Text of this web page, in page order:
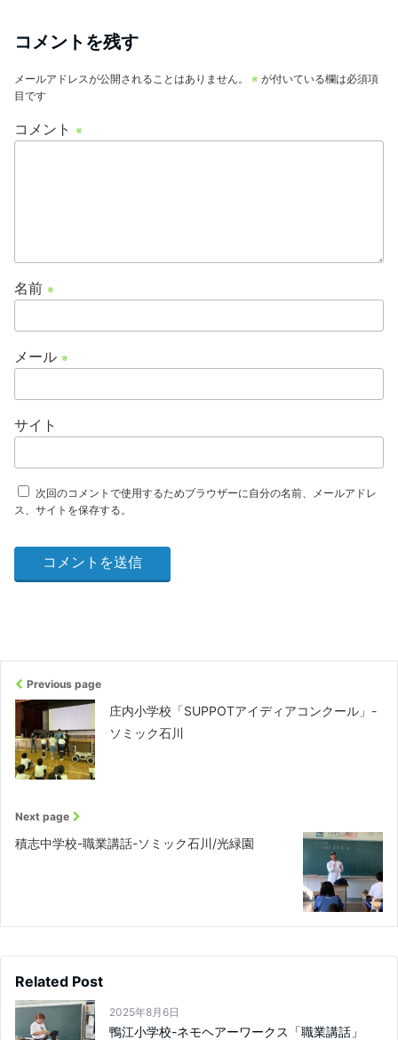
コメントを残す
メールアドレスが公開されることはありません。 ※ が付いている欄は必須項
目です
コメント ※
名前 ※
メール ※
サイト
次回のコメントで使用するためブラウザーに自分の名前、メールアドレ
ス、サイトを保存する。
Previous page
庄内小学校「SUPPOTアイディアコンクール」-
ソミック石川
Next page
積志中学校-職業講話-ソミック石川/光緑園
Related Post
2025年8月6日
鴨江小学校-ネモヘアーワークス「職業講話」